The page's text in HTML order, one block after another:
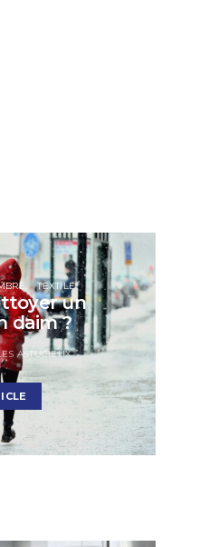
TEXTILE
un
daim ?
ASTUCIEUX